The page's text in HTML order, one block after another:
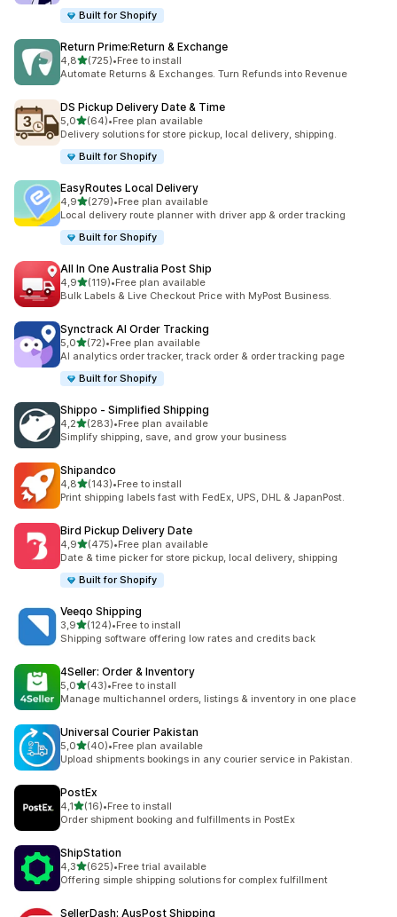
Built for Shopify
Return Prime:Return & Exchange
4,85 yıldız üzerinden
(725)
toplam 725 değerlendirme
•Free to install
Automate Returns & Exchanges. Turn Refunds into Revenue
DS Pickup Delivery Date & Time
5,05 yıldız üzerinden
(64)
toplam 64 değerlendirme
•Free plan available
Delivery solutions for store pickup, local delivery, shipping.
Built for Shopify
EasyRoutes Local Delivery
4,95 yıldız üzerinden
(279)
toplam 279 değerlendirme
•Free plan available
Local delivery route planner with driver app & order tracking
Built for Shopify
All In One Australia Post Ship
4,95 yıldız üzerinden
(119)
toplam 119 değerlendirme
•Free plan available
Bulk Labels & Live Checkout Price with MyPost Business.
Synctrack AI Order Tracking
5,05 yıldız üzerinden
(72)
toplam 72 değerlendirme
•Free plan available
AI analytics order tracker, track order & order tracking page
Built for Shopify
Shippo ‑ Simplified Shipping
4,25 yıldız üzerinden
(283)
toplam 283 değerlendirme
•Free plan available
Simplify shipping, save, and grow your business
Shipandco
4,85 yıldız üzerinden
(143)
toplam 143 değerlendirme
•Free to install
Print shipping labels fast with FedEx, UPS, DHL & JapanPost.
Bird Pickup Delivery Date
4,95 yıldız üzerinden
(475)
toplam 475 değerlendirme
•Free plan available
Date & time picker for store pickup, local delivery, shipping
Built for Shopify
Veeqo Shipping
3,95 yıldız üzerinden
(124)
toplam 124 değerlendirme
•Free to install
Shipping software offering low rates and credits back
4Seller: Order & Inventory
5,05 yıldız üzerinden
(43)
toplam 43 değerlendirme
•Free to install
Manage multichannel orders, listings & inventory in one place
Universal Courier Pakistan
5,05 yıldız üzerinden
(40)
toplam 40 değerlendirme
•Free plan available
Upload shipments bookings in any courier service in Pakistan.
PostEx
4,15 yıldız üzerinden
(16)
toplam 16 değerlendirme
•Free to install
Order shipment booking and fulfillments in PostEx
ShipStation
4,35 yıldız üzerinden
(625)
toplam 625 değerlendirme
•Free trial available
Offering simple shipping solutions for complex fulfillment
SellerDash: AusPost Shipping